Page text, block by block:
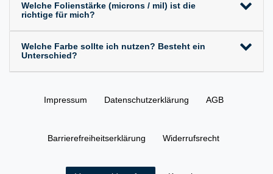
Welche Folienstärke (microns / mil) ist die
richtige für mich?
Welche Farbe sollte ich nutzen? Besteht ein
Unterschied?
Impressum Daten­schutz­erklärung AGB
Barrierefreiheitserklärung Widerrufs­recht